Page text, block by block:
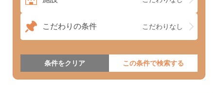
こだわりの条件 こだわりなし
条件をクリア